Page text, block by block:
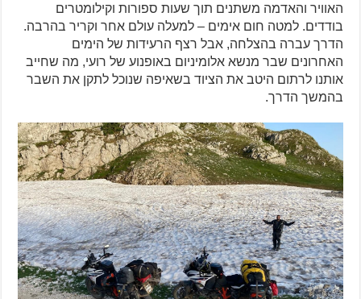
האוויר והאדמה משתנים תוך שעות ספורות וקילומטרים
בודדים. למטה חום אימים – למעלה עולם אחר וקריר בהרבה.
הדרך עברה בהצלחה, אבל רצף הרעידות של הימים
האחרונים שבר מנשא אלומיניום באופנוע של רועי, מה שחייב
אותנו לרתום היטב את הציוד בשאיפה שנוכל לתקן את השבר
בהמשך הדרך.